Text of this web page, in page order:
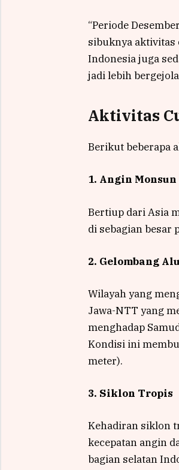
“Periode
sibuknya aktivitas
Indonesia juga
jadi lebih
Aktivitas
Berikut beberapa
1. Angin
Bertiup dari Asia
di sebagian besar
2. Gelombang
Wilayah yang
Jawa-NTT yang
menghadap
Kondisi ini
meter).
3. Siklon Tropis
Kehadiran siklon
kecepatan angin
bagian selatan